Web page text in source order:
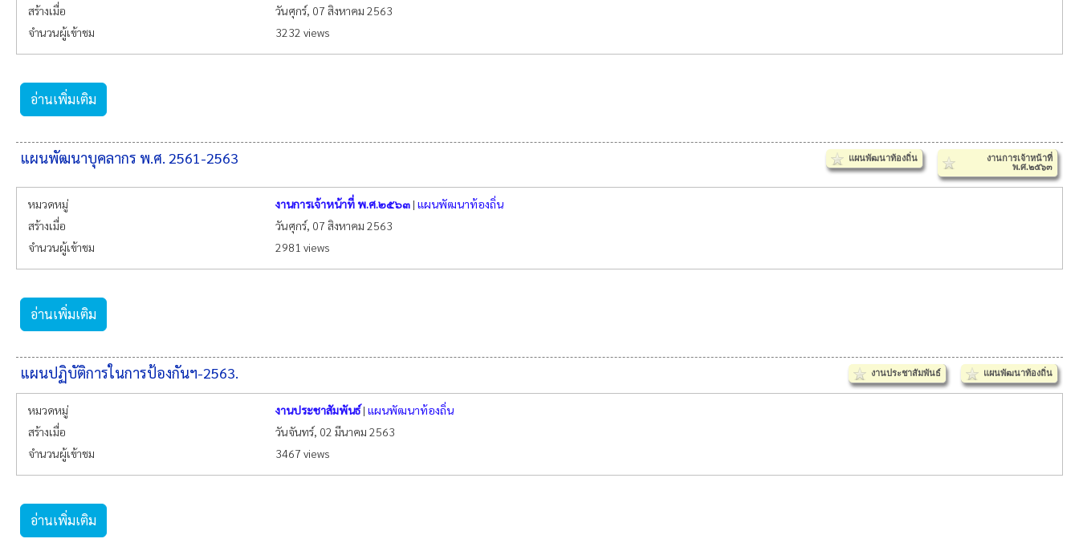
สร้างเมื่อ
วันศุกร์, 07 สิงหาคม 2563
จำนวนผู้เข้าชม
3232 views
อ่านเพิ่มเติม
แผนพัฒนาบุคลากร พ.ศ. 2561-2563
งานการเจ้าหน้าที่
พ.ศ.๒๕๖๓
แผนพัฒนาท้องถิ่น
หมวดหมู่ งานการเจ้าหน้าที่ พ.ศ.๒๕๖๓| แผนพัฒนาท้องถิ่น
สร้างเมื่อ
วันศุกร์, 07 สิงหาคม 2563
จำนวนผู้เข้าชม
2981 views
อ่านเพิ่มเติม
แผนปฏิบัติการในการป้องกันฯ-2563. แผนพัฒนาท้องถิ่น
งานประชาสัมพันธ์
หมวดหมู่ งานประชาสัมพันธ์| แผนพัฒนาท้องถิ่น
สร้างเมื่อ
วันจันทร์, 02 มีนาคม 2563
จำนวนผู้เข้าชม
3467 views
อ่านเพิ่มเติม